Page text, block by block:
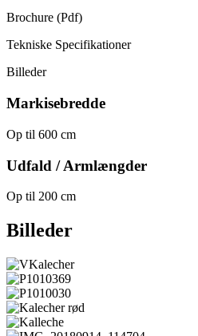
Brochure (Pdf)
Tekniske Specifikationer
Billeder
Markisebredde
Op til 600 cm
Udfald / Armlængder
Op til 200 cm
Billeder